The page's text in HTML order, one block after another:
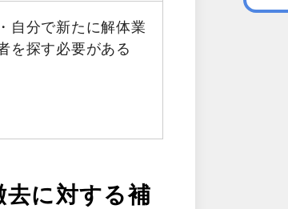
・自分で新たに解体業
を探す必要がある
に対する補